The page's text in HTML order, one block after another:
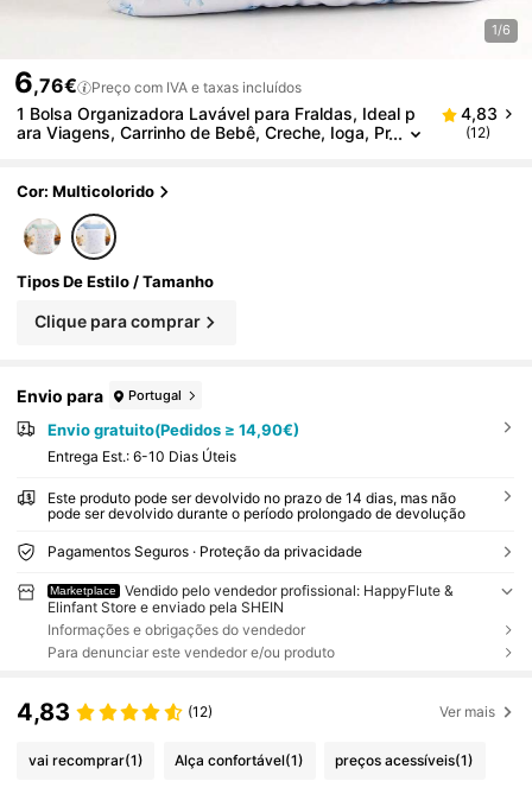
1/6
6,76€ Preço com IVA e taxas incluídos
1 Bolsa Organizadora Lavável para Fraldas, Ideal p
ara Viagens, Carrinho de Bebê, Creche, Ioga, Pr
4,83
(12)
Cor: Multicolorido
Tipos De Estilo / Tamanho
Clique para comprar
Envio para Portugal
Envio gratuito(Pedidos ≥ 14,90€)
Entrega Est.: 6-10 Dias Úteis
Este produto pode ser devolvido no prazo de 14 dias, mas não
pode ser devolvido durante o período prolongado de devolução
Pagamentos Seguros · Proteção da privacidade
Marketplace
Vendido pelo vendedor profissional: HappyFlute &
Elinfant Store e enviado pela SHEIN
Informações e obrigações do vendedor
Para denunciar este vendedor e/ou produto
4,83 (12) Ver mais
vai recomprar(1) Alça confortável(1) preços acessíveis(1)